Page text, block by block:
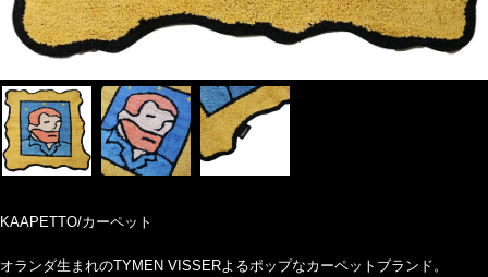
KAAPETTO/カーペット
オランダ生まれのTYMEN VISSERよるポップなカーペットブランド。